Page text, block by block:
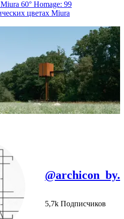
60° Homage: 99
цветах Miura
@archicon_by.
5,7k Подписчиков